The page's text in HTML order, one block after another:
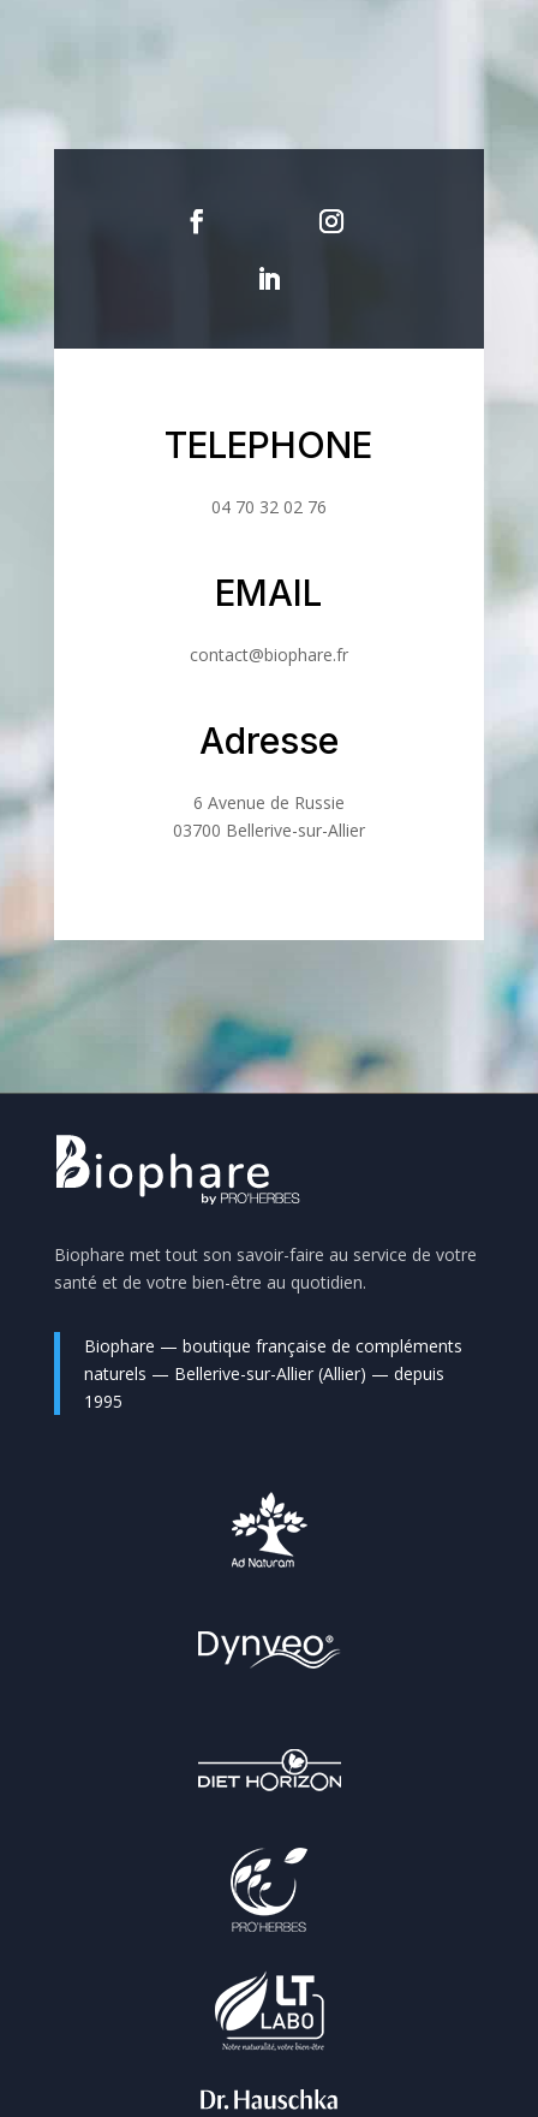
TELEPHONE
04 70 32 02 76
EMAIL
contact@biophare.fr
Adresse
6 Avenue de Russie
03700 Bellerive-sur-Allier
Biophare met tout son savoir-faire au service de votre
santé et de votre bien-être au quotidien.
Biophare — boutique française de compléments
naturels — Bellerive-sur-Allier (Allier) — depuis
1995